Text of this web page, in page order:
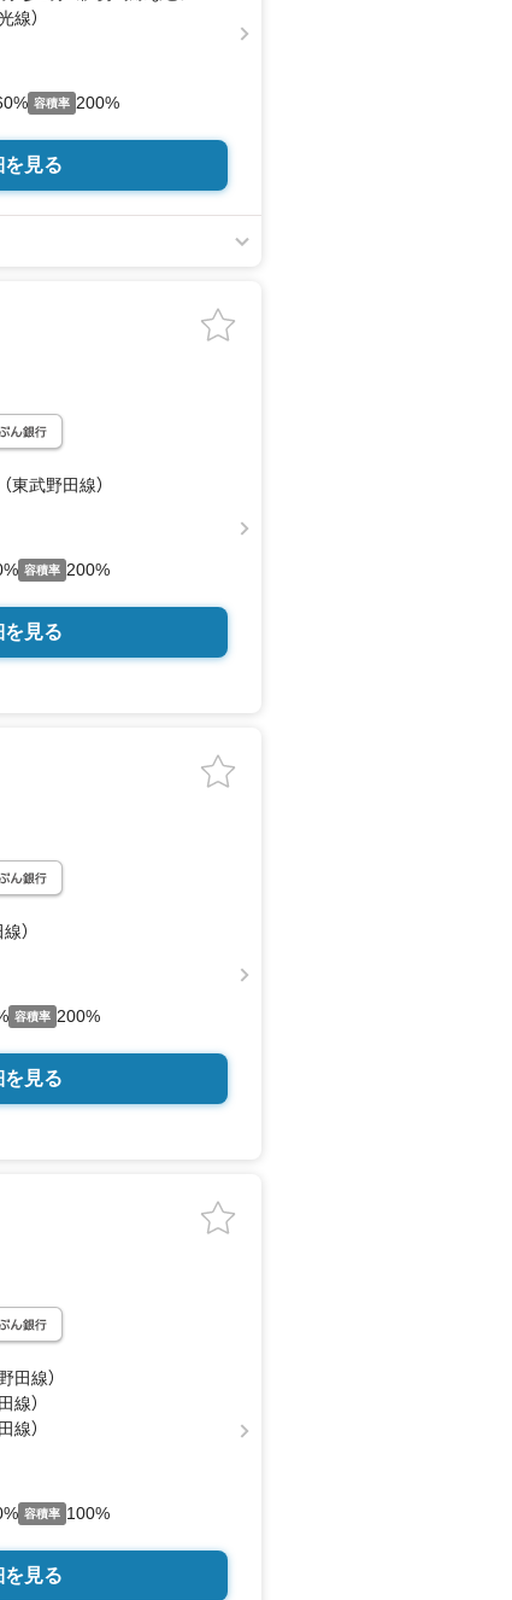
線）
容積率 200%
を見る
東武野田線）
容積率 200%
を見る
）
容積率 200%
を見る
田線）
線）
線）
容積率 100%
を見る